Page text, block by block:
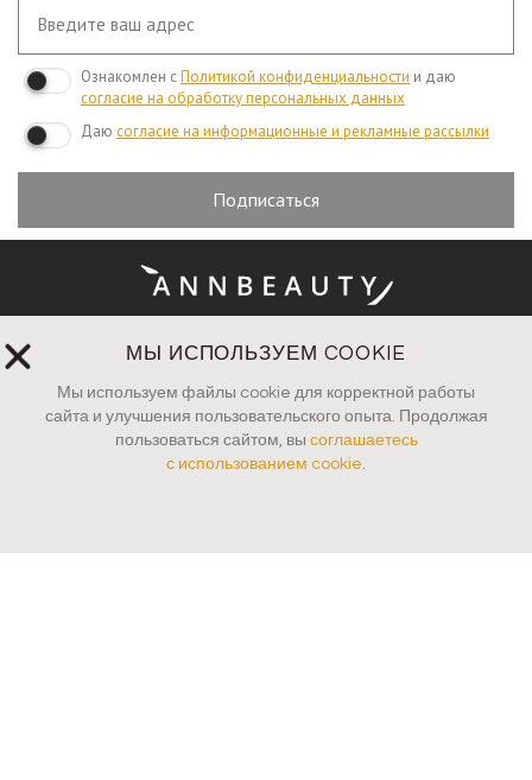
Ознакомлен сПолитикой конфиденциальности и даю
согласие на обработку персональных данных
Даю согласие на информационные и рекламные рассылки
Подписаться
Оплата и доставка
Вопросы и ответы
Руководство по уходу
МЫ ИСПОЛЬЗУЕМ COOKIE
Мы используем файлы cookie для корректной работы
сайта и улучшения пользовательского опыта. Продолжая
пользоваться сайтом, вы соглашаетесь
с использованием cookie.